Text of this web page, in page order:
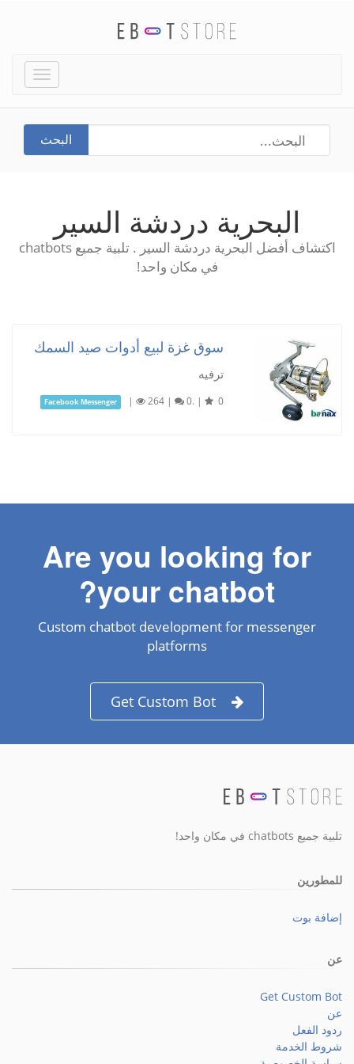
Toggle
البحث
البحرية دردشة السير
اكتشاف أفضل البحرية دردشة السير . تلبية جميع chatbots
في مكان واحد!
سوق غزة لبيع أدوات صيد السمك
ترفيه
Facebook Messenger | 264 | 0. | 0
Are you looking for
your chatbot?
Custom chatbot development for messenger
platforms
Get Custom Bot
تلبية جميع chatbots في مكان واحد!
للمطورين
إضافة بوت
عن
Get Custom Bot
عن
ردود الفعل
شروط الخدمة